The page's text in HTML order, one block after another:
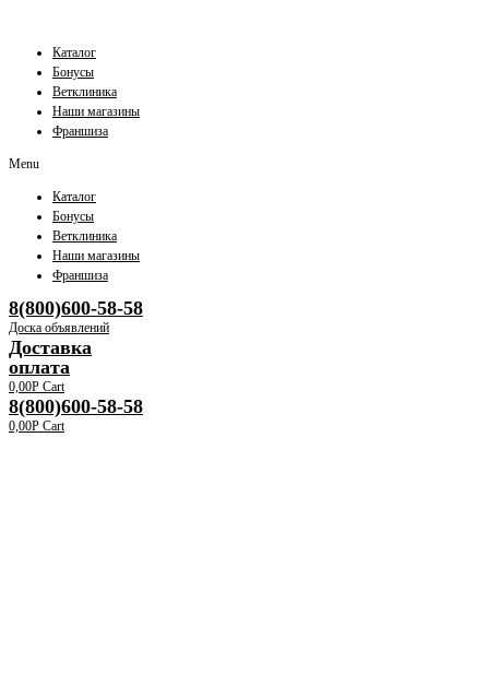
Каталог
Бонусы
Ветклиника
Наши магазины
Франшиза
Menu
Каталог
Бонусы
Ветклиника
Наши магазины
Франшиза
8(800)600-58-58
Доска объявлений
Доставка
оплата
0,00Р Cart
8(800)600-58-58
0,00Р Cart